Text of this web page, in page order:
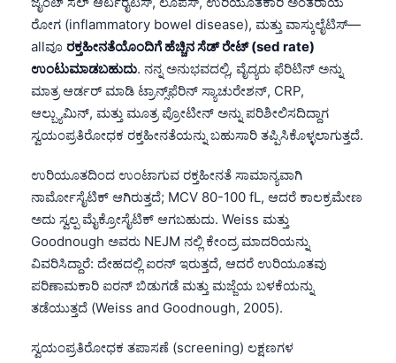
ರೋಗ (inflammatory bowel disease), ಮತ್ತು ವಾಸ್ಕುಲೈಟಿಸ್—
allವೂ ರಕ್ತಹೀನತೆಯೊಂದಿಗೆ ಹೆಚ್ಚಿನ ಸೆಡ್ ರೇಟ್ (sed rate)
ಉಂಟುಮಾಡಬಹುದು. ನನ್ನ ಅನುಭವದಲ್ಲಿ, ವೈದ್ಯರು ಫೆರಿಟಿನ್ ಅನ್ನು
ಮಾತ್ರ ಆರ್ಡರ್ ಮಾಡಿ ಟ್ರಾನ್ಸ್‌ಫೆರಿನ್ ಸ್ಯಾಚುರೇಶನ್, CRP,
ಆಲ್ಬ್ಯುಮಿನ್, ಮತ್ತು ಮೂತ್ರ ಪ್ರೋಟೀನ್ ಅನ್ನು ಪರಿಶೀಲಿಸದಿದ್ದಾಗ
ಸ್ವಯಂಪ್ರತಿರೋಧಕ ರಕ್ತಹೀನತೆಯನ್ನು ಬಹುಸಾರಿ ತಪ್ಪಿಸಿಕೊಳ್ಳಲಾಗುತ್ತದೆ.
ಉರಿಯೂತದಿಂದ ಉಂಟಾಗುವ ರಕ್ತಹೀನತೆ ಸಾಮಾನ್ಯವಾಗಿ
ನಾರ್ಮೋಸೈಟಿಕ್ ಆಗಿರುತ್ತದೆ; MCV 80-100 fL, ಆದರೆ ಕಾಲಕ್ರಮೇಣ
ಅದು ಸ್ವಲ್ಪ ಮೈಕ್ರೋಸೈಟಿಕ್ ಆಗಬಹುದು. Weiss ಮತ್ತು
Goodnough ಅವರು NEJM ನಲ್ಲಿ ಕೇಂದ್ರ ಮಾದರಿಯನ್ನು
ವಿವರಿಸಿದ್ದಾರೆ: ದೇಹದಲ್ಲಿ ಐರನ್ ಇರುತ್ತದೆ, ಆದರೆ ಉರಿಯೂತವು
ಪರಿಣಾಮಕಾರಿ ಐರನ್ ಬಿಡುಗಡೆ ಮತ್ತು ಮಜ್ಜೆಯ ಬಳಕೆಯನ್ನು
ತಡೆಯುತ್ತದೆ (Weiss and Goodnough, 2005).
ಸ್ವಯಂಪ್ರತಿರೋಧಕ ತಪಾಸಣೆ (screening) ಲಕ್ಷಣಗಳ